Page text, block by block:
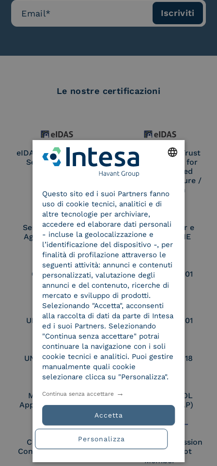
Le nostre certificazioni
eIDAS Qualified Trust
Service Provider
eIDAS Qualified Trust
Service Provider for
Remote Qualified
Electronic Signature /
Seal Creation
Service Provider e
Aggregatore SPID
Service Provider e
Aggregatore CIE
Conservatore
qualificato
UNI EN ISO 37001
UNI EN ISO 9001 UNI EN ISO 27001
UNI EN ISO 27017 UNI EN ISO 27018
Membro Adobe
Approved Trust List
Certified PEPPOL
Access Point (AP)
Cloud Signature
Consortium Member
European Commission
Large Scale Pilot
Member
ITALIAN
Questo sito ed i suoi Partners fanno
uso di cookie tecnici, analitici e di
altre tecnologie per archiviare,
accedere ed elaborare dati personali
- incluse la geolocalizzazione e
l’identificazione del dispositivo -, per
finalità di profilazione attraverso le
seguenti attività: annunci e contenuti
personalizzati, valutazione degli
annunci e del contenuto, ricerche di
mercato e sviluppo di prodotti.
Selezionando "Accetta", acconsenti
alla raccolta di dati da parte di Intesa
ed i suoi Partners. Selezionando
"Continua senza accettare" potrai
continuare la navigazione con i soli
cookie tecnici e analitici. Puoi gestire
manualmente quali cookie
selezionare clicca su "Personalizza".
Accetta
Continua senza accettare
Personalizza